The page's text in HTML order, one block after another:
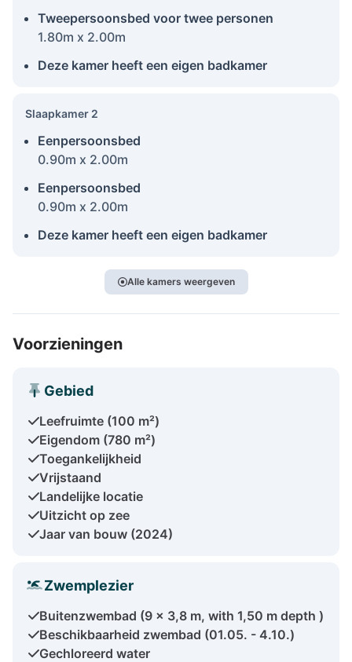
Tweepersoonsbed voor twee personen
1.80m x 2.00m
Deze kamer heeft een eigen badkamer
Slaapkamer 2
Eenpersoonsbed
0.90m x 2.00m
Eenpersoonsbed
0.90m x 2.00m
Deze kamer heeft een eigen badkamer
Alle kamers weergeven
Voorzieningen
Gebied
Leefruimte (100 m²)
Eigendom (780 m²)
Toegankelijkheid
Vrijstaand
Landelijke locatie
Uitzicht op zee
Jaar van bouw (2024)
Zwemplezier
Buitenzwembad (9 x 3,8 m, with 1,50 m depth )
Beschikbaarheid zwembad (01.05. - 4.10.)
Gechloreerd water